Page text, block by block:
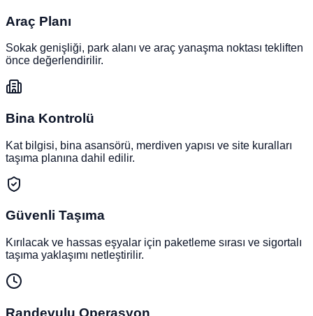
Araç Planı
Sokak genişliği, park alanı ve araç yanaşma noktası tekliften
önce değerlendirilir.
Bina Kontrolü
Kat bilgisi, bina asansörü, merdiven yapısı ve site kuralları
taşıma planına dahil edilir.
Güvenli Taşıma
Kırılacak ve hassas eşyalar için paketleme sırası ve sigortalı
taşıma yaklaşımı netleştirilir.
Randevulu Operasyon